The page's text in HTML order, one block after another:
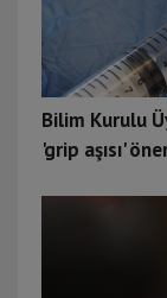
Bilim Kurulu
'grip aşısı'